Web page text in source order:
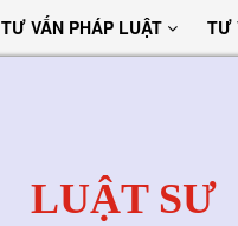
TƯ VẤN PHÁP LUẬT TƯ
LUẬT SƯ